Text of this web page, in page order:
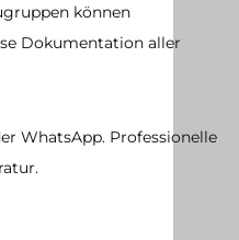
können
Dokumentation aller
WhatsApp. Professionelle